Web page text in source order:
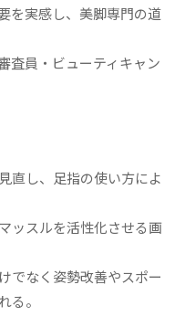
を実感し、美脚専門の道
査員・ビューティキャン
直し、足指の使い方によ
ッスルを活性化させる画
でなく姿勢改善やスポー
る。